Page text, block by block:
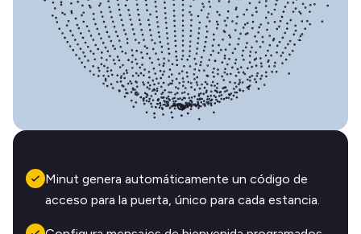
Minut genera automáticamente un código de
acceso para la puerta, único para cada estancia.